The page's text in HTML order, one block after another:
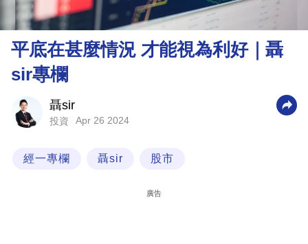
市
理
財
科
平底在甚麼情況 才能視為利好｜聶
sir專欄
聶sir
投資 Apr 26 2024
經一專欄 聶sir 股市
廣告